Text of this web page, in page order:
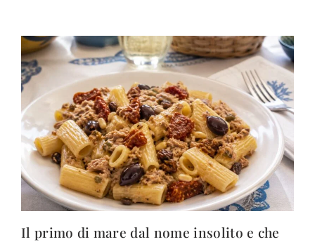
Il primo di mare dal nome insolito e che